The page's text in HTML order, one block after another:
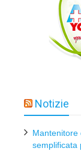
Notizie
Mantenitore
semplificata